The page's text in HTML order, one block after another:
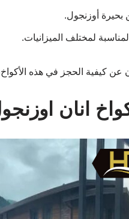
بحيرة أوزنجول.
لمختلف الميزانيات.
عن كيفية الحجز في هذه
انان